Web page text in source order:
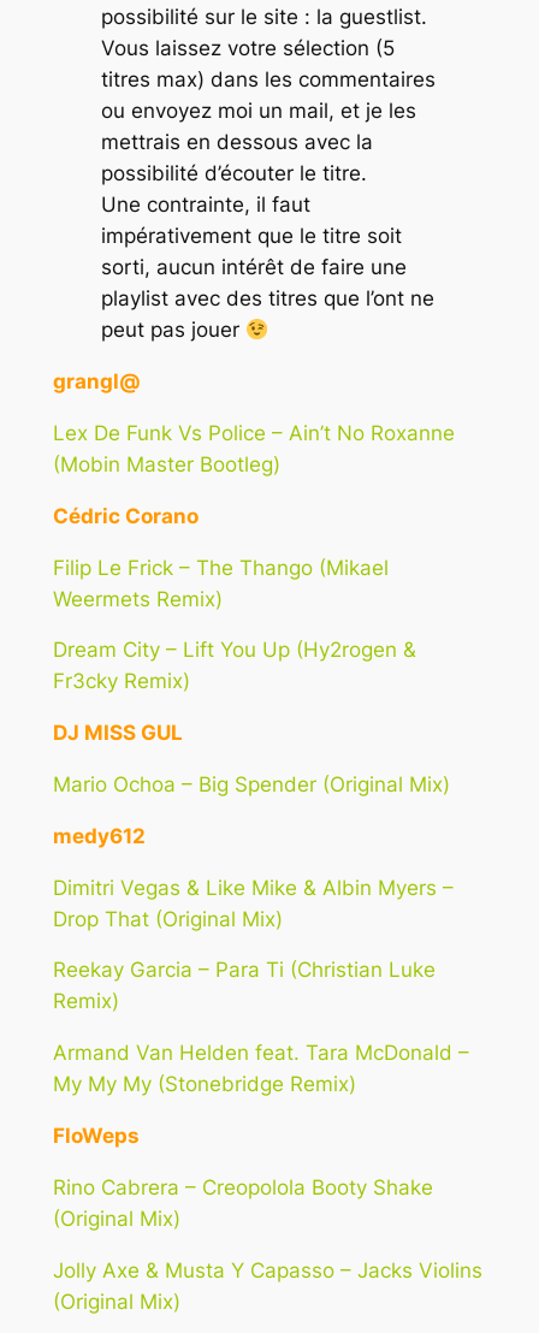
possibilité sur le site : la guestlist.
Vous laissez votre sélection (5
titres max) dans les commentaires
ou envoyez moi un mail, et je les
mettrais en dessous avec la
possibilité d’écouter le titre.
Une contrainte, il faut
impérativement que le titre soit
sorti, aucun intérêt de faire une
playlist avec des titres que l’ont ne
peut pas jouer
grangl@
Lex De Funk Vs Police – Ain’t No Roxanne
(Mobin Master Bootleg)
Cédric Corano
Filip Le Frick – The Thango (Mikael
Weermets Remix)
Dream City – Lift You Up (Hy2rogen &
Fr3cky Remix)
DJ MISS GUL
Mario Ochoa – Big Spender (Original Mix)
medy612
Dimitri Vegas & Like Mike & Albin Myers –
Drop That (Original Mix)
Reekay Garcia – Para Ti (Christian Luke
Remix)
Armand Van Helden feat. Tara McDonald –
My My My (Stonebridge Remix)
FloWeps
Rino Cabrera – Creopolola Booty Shake
(Original Mix)
Jolly Axe & Musta Y Capasso – Jacks Violins
(Original Mix)